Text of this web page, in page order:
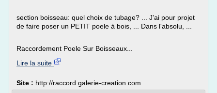
section boisseau: quel choix de tubage? ... J'ai pour projet
de faire poser un PETIT poele à bois, ... Dans l'absolu, ...
Raccordement Poele Sur Boisseaux...
Lire la suite
Site : http://raccord.galerie-creation.com